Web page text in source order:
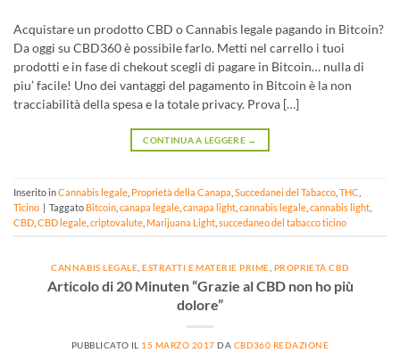
Acquistare un prodotto CBD o Cannabis legale pagando in Bitcoin?
Da oggi su CBD360 è possibile farlo. Metti nel carrello i tuoi
prodotti e in fase di chekout scegli di pagare in Bitcoin… nulla di
piu’ facile! Uno dei vantaggi del pagamento in Bitcoin è la non
tracciabilità della spesa e la totale privacy. Prova […]
CONTINUA A LEGGERE →
Inserito inCannabis legale Proprietà della Canapa Succedanei del Tabacco THC
Ticino | Taggato Bitcoin canapa legale canapa light cannabis legale cannabis light
CBD CBD legale criptovalute Marijuana Light succedaneo del tabacco ticino
CANNABIS LEGALE ,ESTRATTI E MATERIE PRIME PROPRIETÀ CBD
Articolo di 20 Minuten “Grazie al CBD non ho più
dolore”
PUBBLICATO IL 15 MARZO 2017 DA CBD360 REDAZIONE